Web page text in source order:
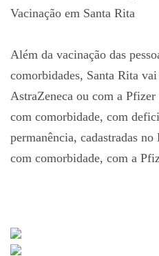
Vacinação em Santa Rita
Além da vacinação das
comorbidades, Santa Rita
AstraZeneca ou com a
com comorbidade, com
permanência, cadastradas
com comorbidade, com a